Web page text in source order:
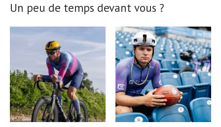
Un peu de temps devant vous ?